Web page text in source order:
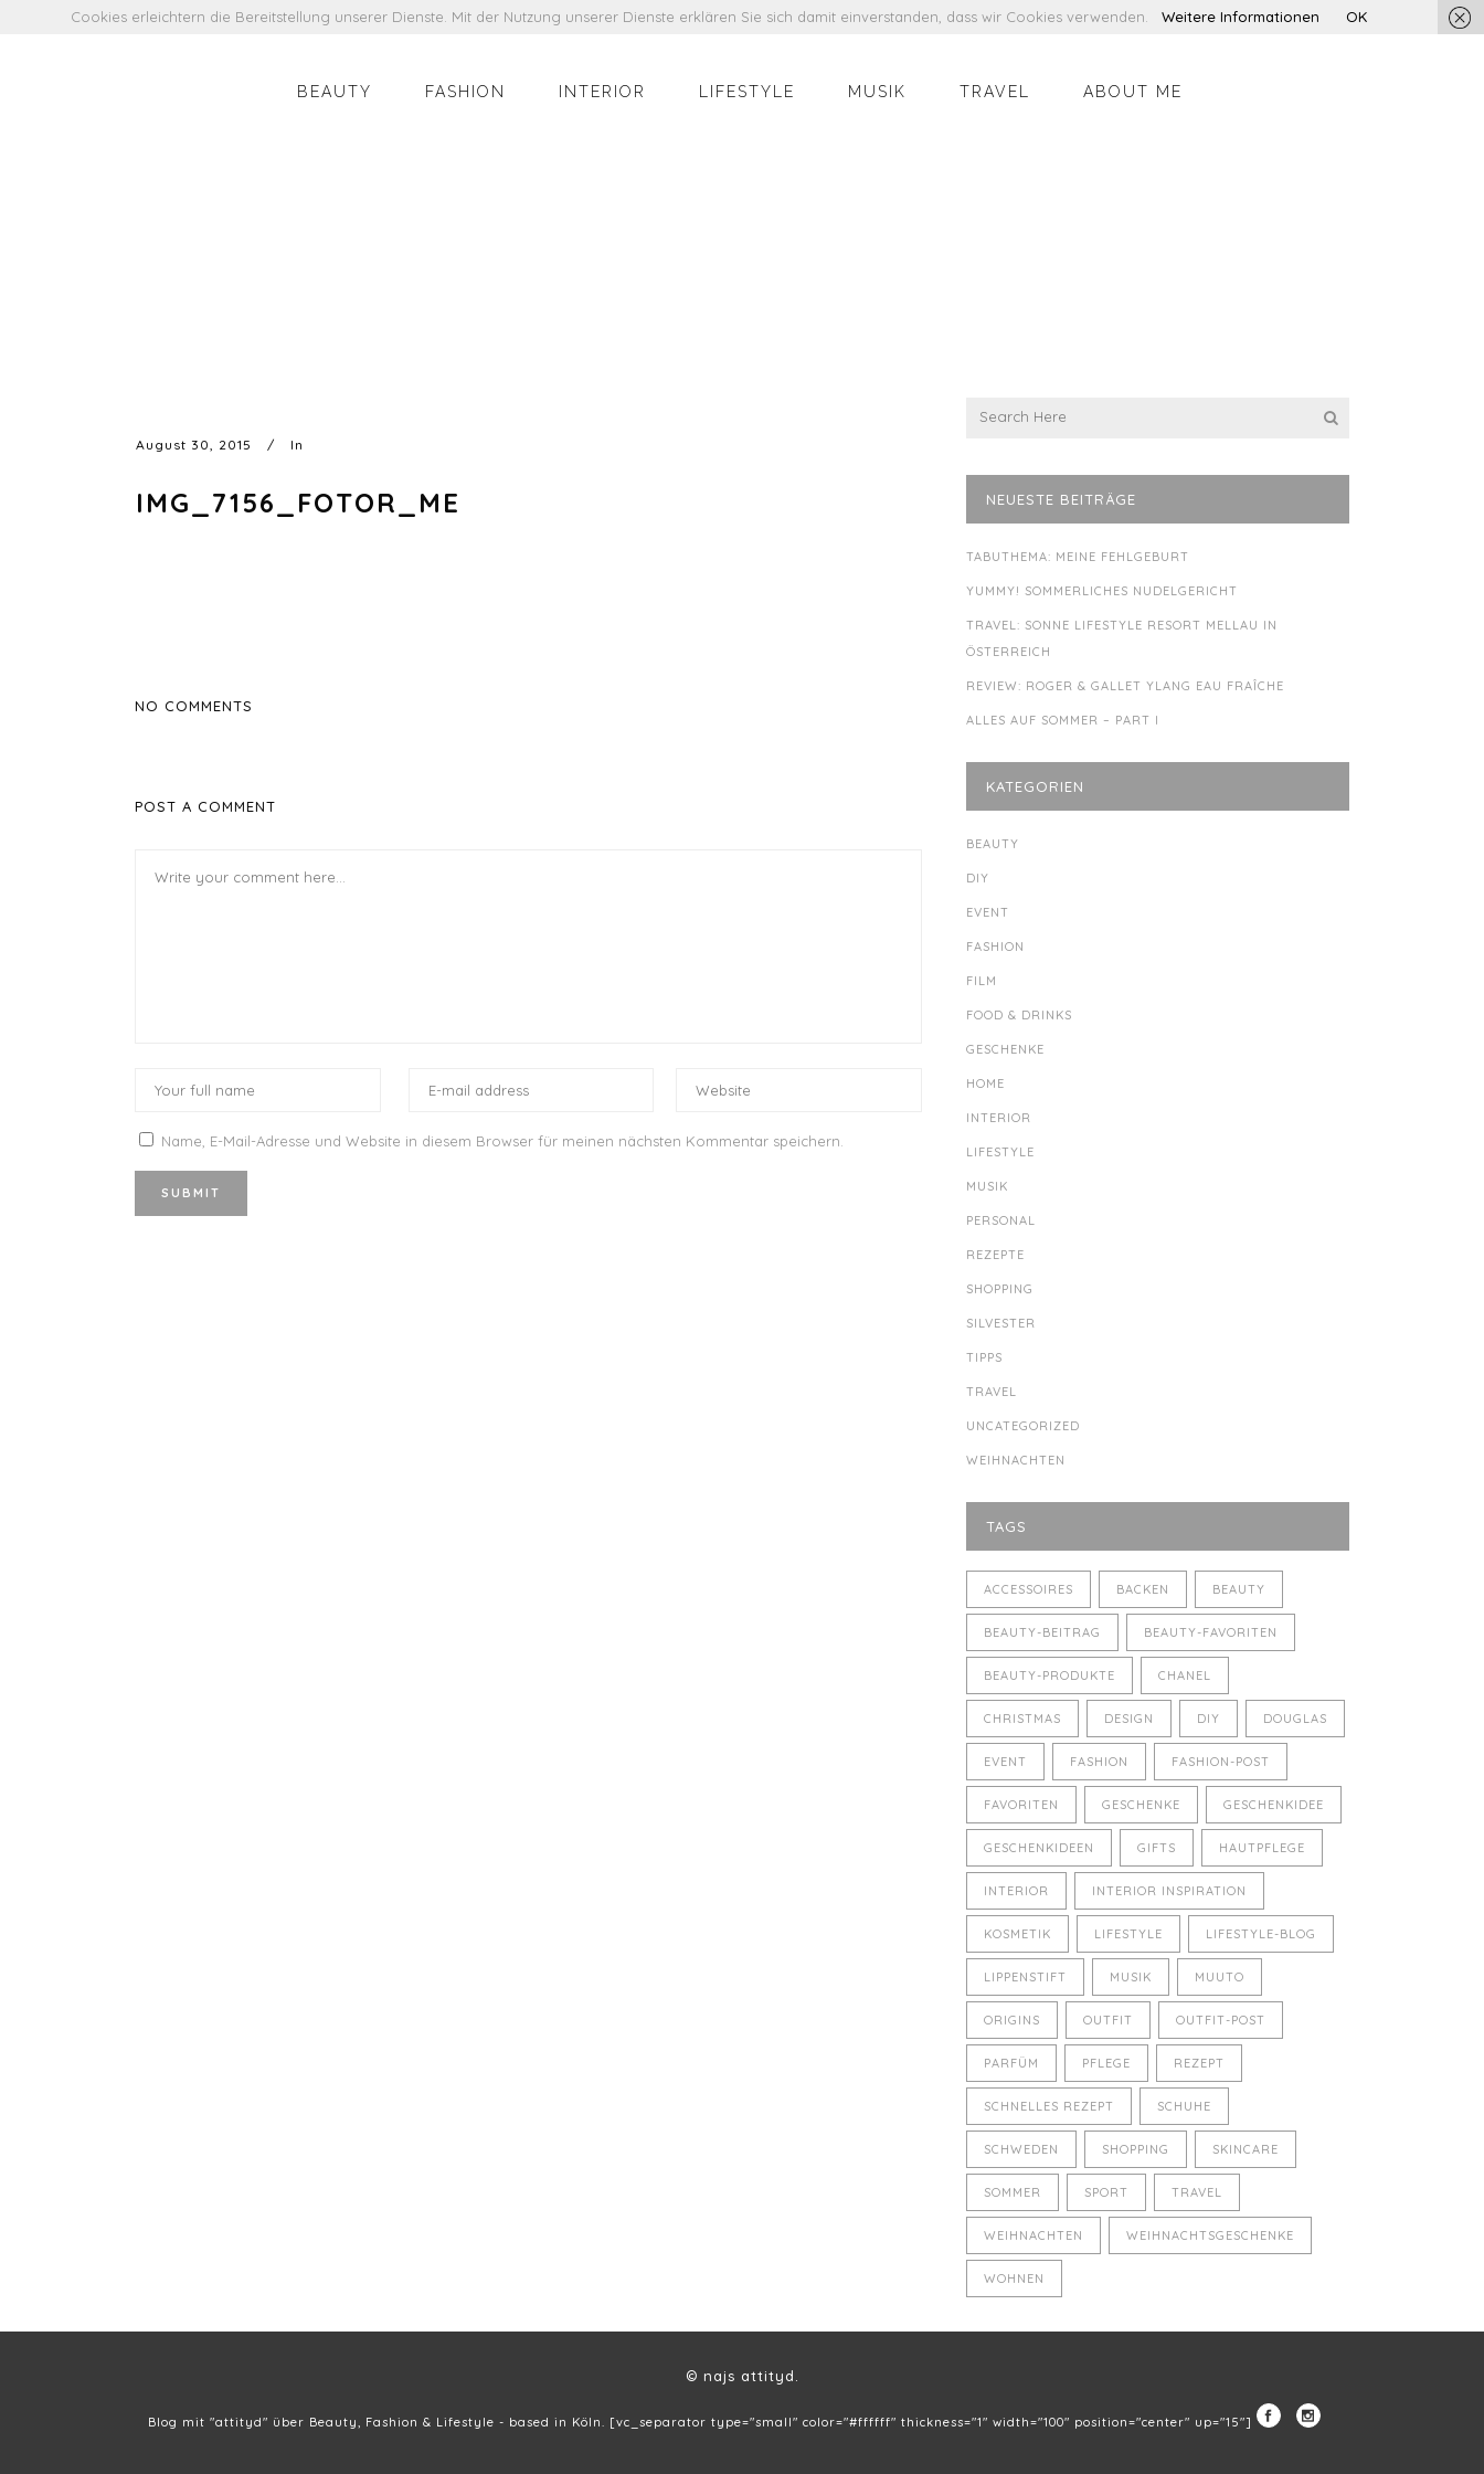
BEAUTY FASHION INTERIOR LIFESTYLE MUSIK TRAVEL ABOUT ME
August 30, 2015 In
IMG_7156_FOTOR_ME
NO COMMENTS
POST A COMMENT
Name, E-Mail-Adresse und Website in diesem Browser für meinen nächsten Kommentar speichern.
NEUESTE BEITRÄGE
TABUTHEMA: MEINE FEHLGEBURT
YUMMY! SOMMERLICHES NUDELGERICHT
TRAVEL: SONNE LIFESTYLE RESORT MELLAU IN
ÖSTERREICH
REVIEW: ROGER & GALLET YLANG EAU FRAÎCHE
ALLES AUF SOMMER – PART I
KATEGORIEN
BEAUTY
DIY
EVENT
FASHION
FILM
FOOD & DRINKS
GESCHENKE
HOME
INTERIOR
LIFESTYLE
MUSIK
PERSONAL
REZEPTE
SHOPPING
SILVESTER
TIPPS
TRAVEL
UNCATEGORIZED
WEIHNACHTEN
TAGS
ACCESSOIRES BACKEN BEAUTY
BEAUTY-BEITRAG BEAUTY-FAVORITEN
BEAUTY-PRODUKTE CHANEL
CHRISTMAS DESIGN DIY DOUGLAS
EVENT FASHION FASHION-POST
FAVORITEN GESCHENKE GESCHENKIDEE
GESCHENKIDEEN GIFTS HAUTPFLEGE
INTERIOR INTERIOR INSPIRATION
KOSMETIK LIFESTYLE LIFESTYLE-BLOG
LIPPENSTIFT MUSIK MUUTO
ORIGINS OUTFIT OUTFIT-POST
PARFÜM PFLEGE REZEPT
SCHNELLES REZEPT SCHUHE
SCHWEDEN SHOPPING SKINCARE
SOMMER SPORT TRAVEL
WEIHNACHTEN WEIHNACHTSGESCHENKE
WOHNEN
© najs attityd.
Blog mit "attityd" über Beauty, Fashion & Lifestyle - based in Köln. [vc_separator type="small" color="#ffffff" thickness="1" width="100" position="center" up="15"]
Cookies erleichtern die Bereitstellung unserer Dienste. Mit der Nutzung unserer Dienste erklären Sie sich damit einverstanden, dass wir Cookies verwenden. Weitere Informationen OK